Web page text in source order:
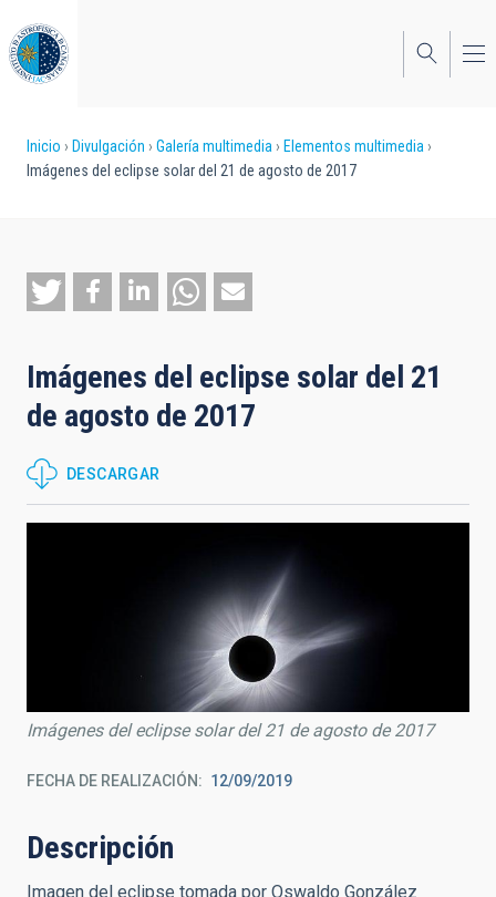
al
contenido
principal
Sobrescribir
enlaces
ayuda
a
navegación
Inicio Divulgación Galería multimedia
Elementos multimedia
Imágenes del eclipse solar del 21 de agosto de 2017
Imágenes del eclipse solar del 21
de agosto de 2017
DESCARGAR
Imágenes del eclipse solar del 21 de agosto de 2017
FECHA DE REALIZACIÓN 12/09/2019
Descripción
Imagen del eclipse tomada por Oswaldo González